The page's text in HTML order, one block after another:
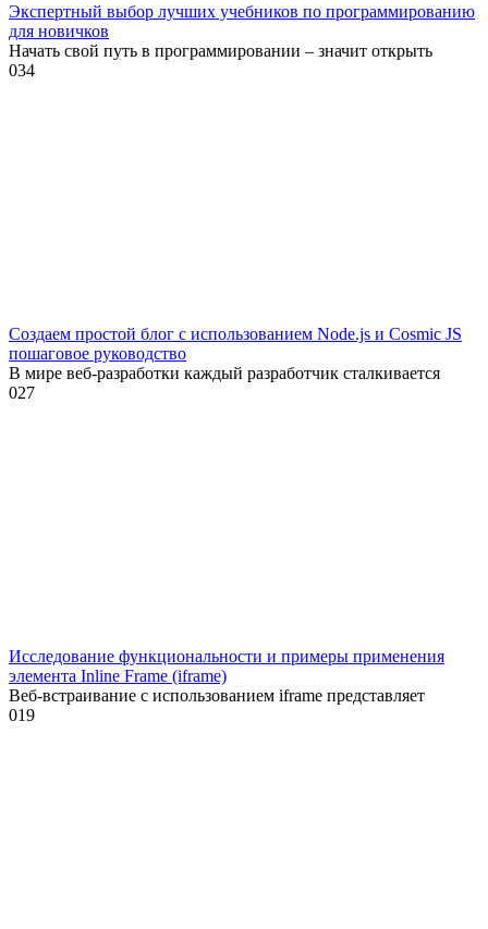
Экспертный выбор лучших учебников по программированию
для новичков
Начать свой путь в программировании – значит открыть
034
Создаем простой блог с использованием Node.js и Cosmic JS
пошаговое руководство
В мире веб-разработки каждый разработчик сталкивается
027
Исследование функциональности и примеры применения
элемента Inline Frame (iframe)
Веб-встраивание с использованием iframe представляет
019